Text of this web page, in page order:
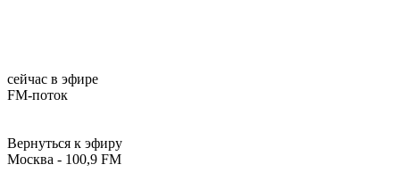
сейчас в эфире
FM-поток
Вернуться к эфиру
Москва - 100,9 FM